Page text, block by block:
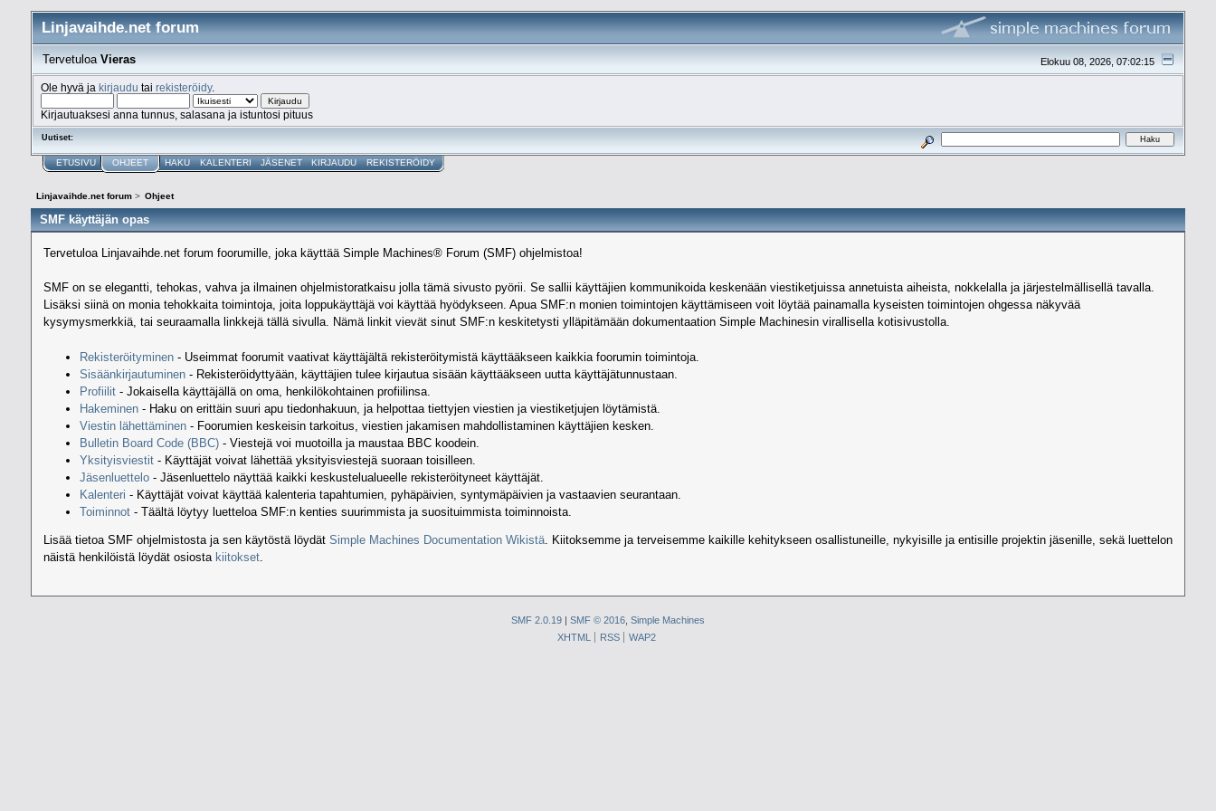
Linjavaihde.net forum
Elokuu 08, 2026, 07:02:15
TervetuloaVieras
Ole hyvä ja kirjaudu tai rekisteröidy.
Kirjautuaksesi anna tunnus, salasana ja istuntosi pituus
Uutiset:
ETUSIVU OHJEET HAKU KALENTERI JÄSENET KIRJAUDU REKISTERÖIDY
Linjavaihde.net forum > Ohjeet
SMF käyttäjän opas
Tervetuloa Linjavaihde.net forum foorumille, joka käyttää Simple Machines® Forum (SMF) ohjelmistoa!
SMF on se elegantti, tehokas, vahva ja ilmainen ohjelmistoratkaisu jolla tämä sivusto pyörii. Se sallii käyttäjien kommunikoida keskenään viestiketjuissa annetuista aiheista, nokkelalla ja järjestelmällisellä tavalla.
Lisäksi siinä on monia tehokkaita toimintoja, joita loppukäyttäjä voi käyttää hyödykseen. Apua SMF:n monien toimintojen käyttämiseen voit löytää painamalla kyseisten toimintojen ohgessa näkyvää
kysymysmerkkiä, tai seuraamalla linkkejä tällä sivulla. Nämä linkit vievät sinut SMF:n keskitetysti ylläpitämään dokumentaation Simple Machinesin virallisella kotisivustolla.
Rekisteröityminen- Useimmat foorumit vaativat käyttäjältä rekisteröitymistä käyttääkseen kaikkia foorumin toimintoja.
Sisäänkirjautuminen- Rekisteröidyttyään, käyttäjien tulee kirjautua sisään käyttääkseen uutta käyttäjätunnustaan.
Profiilit- Jokaisella käyttäjällä on oma, henkilökohtainen profiilinsa.
Hakeminen- Haku on erittäin suuri apu tiedonhakuun, ja helpottaa tiettyjen viestien ja viestiketjujen löytämistä.
Viestin lähettäminen- Foorumien keskeisin tarkoitus, viestien jakamisen mahdollistaminen käyttäjien kesken.
Bulletin Board Code (BBC) - Viestejä voi muotoilla ja maustaa BBC koodein.
Yksityisviestit- Käyttäjät voivat lähettää yksityisviestejä suoraan toisilleen.
Jäsenluettelo- Jäsenluettelo näyttää kaikki keskustelualueelle rekisteröityneet käyttäjät.
Kalenteri - Käyttäjät voivat käyttää kalenteria tapahtumien, pyhäpäivien, syntymäpäivien ja vastaavien seurantaan.
Toiminnot- Täältä löytyy luetteloa SMF:n kenties suurimmista ja suosituimmista toiminnoista.
Lisää tietoa SMF ohjelmistosta ja sen käytöstä löydät Simple Machines Documentation Wikistä. Kiitoksemme ja terveisemme kaikille kehitykseen osallistuneille, nykyisille ja entisille projektin jäsenille, sekä luettelon
näistä henkilöistä löydät osiosta kiitokset.
SMF 2.0.19| SMF © 2016, Simple Machines
XHTML
RSS WAP2